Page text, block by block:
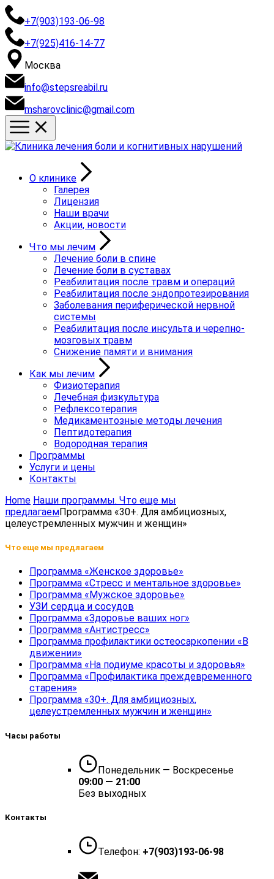
+7(903)193-06-98
+7(925)416-14-77
Москва
info@stepsreabil.ru
msharovclinic@gmail.com
О клинике
Галерея
Лицензия
Наши врачи
Акции, новости
Что мы лечим
Лечение боли в спине
Лечение боли в суставах
Реабилитация после травм и операций
Реабилитация после эндопротезирования
Заболевания периферической нервной
системы
Реабилитация после инсульта и черепно-
мозговых травм
Снижение памяти и внимания
Как мы лечим
Физиотерапия
Лечебная физкультура
Рефлексотерапия
Медикаментозные методы лечения
Пептидотерапия
Водородная терапия
Программы
Услуги и цены
Контакты
Home Наши программы. Что еще мы
предлагаемПрограмма «30+. Для амбициозных,
целеустремленных мужчин и женщин»
Что еще мы предлагаем
Программа «Женское здоровье»
Программа «Стресс и ментальное здоровье»
Программа «Мужское здоровье»
УЗИ сердца и сосудов
Программа «Здоровье ваших ног»
Программа «Антистресс»
Программа профилактики остеосаркопении «В
движении»
Программа «На подиуме красоты и здоровья»
Программа «Профилактика преждевременного
старения»
Программа «30+. Для амбициозных,
целеустремленных мужчин и женщин»
Часы работы
Понедельник — Воскресенье
09:00 — 21:00
Без выходных
Контакты
Телефон: +7(903)193-06-98